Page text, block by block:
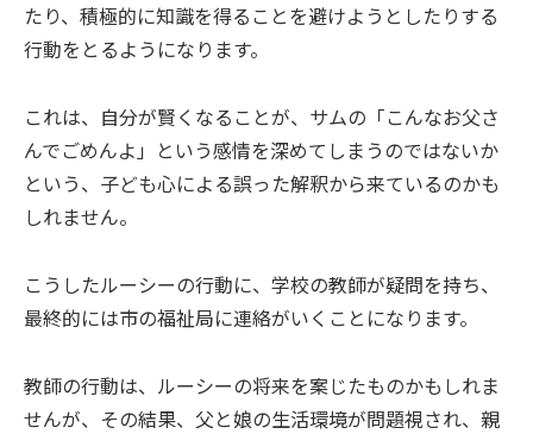
たり、積極的に知識を得ることを避けようとしたりする
行動をとるようになります。
これは、自分が賢くなることが、サムの「こんなお父さ
んでごめんよ」という感情を深めてしまうのではないか
という、子ども心による誤った解釈から来ているのかも
しれません。
こうしたルーシーの行動に、学校の教師が疑問を持ち、
最終的には市の福祉局に連絡がいくことになります。
教師の行動は、ルーシーの将来を案じたものかもしれま
せんが、その結果、父と娘の生活環境が問題視され、親